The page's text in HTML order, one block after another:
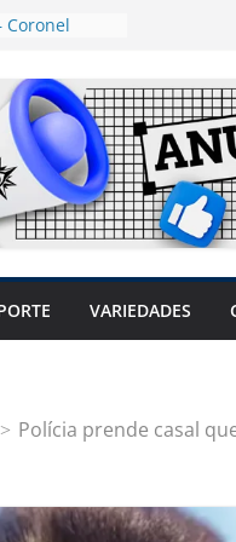
Coronel
mulheres
travar o
produtores
sem
sintomas,
VARIEDADES
Polícia prende casal